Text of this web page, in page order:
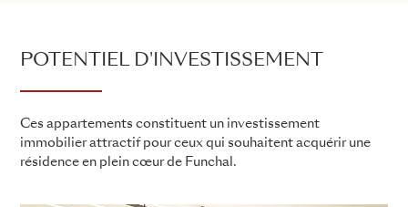
POTENTIEL D'INVESTISSEMENT
Ces appartements constituent un investissement
immobilier attractif pour ceux qui souhaitent acquérir une
résidence en plein cœur de Funchal.